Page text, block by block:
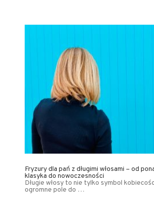
Fryzury dla pań z długimi włosami – od
klasyka do nowoczesności
Długie włosy to nie tylko symbol
ogromne pole do …